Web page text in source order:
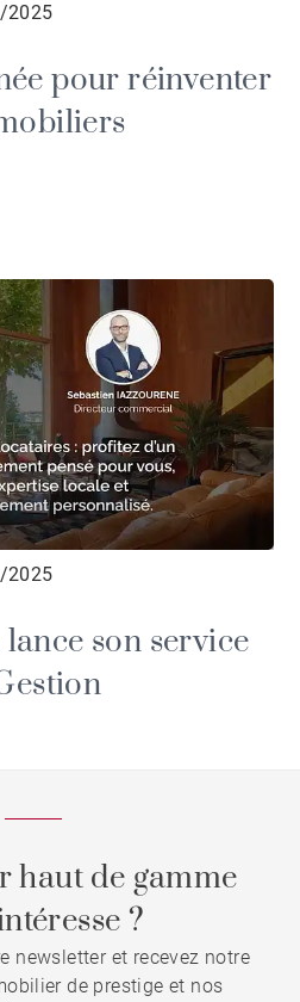
2025
pour réinventer
2025
son service
haut de gamme
?
newsletter et recevez notre
de prestige et nos